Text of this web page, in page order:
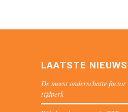
LAATSTE NIEUWS
De meest onderschatte
tijdperk